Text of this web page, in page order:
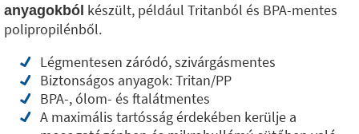
anyagokból készült, például Tritanból és BPA-mentes
polipropilénből.
Légmentesen záródó, szivárgásmentes
Biztonságos anyagok: Tritan/PP
BPA-, ólom- és ftalátmentes
A maximális tartósság érdekében kerülje a